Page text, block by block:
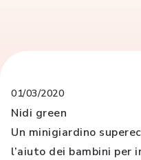
01/03/2020
Nidi green
Un minigiardino
l’aiuto dei bambini per